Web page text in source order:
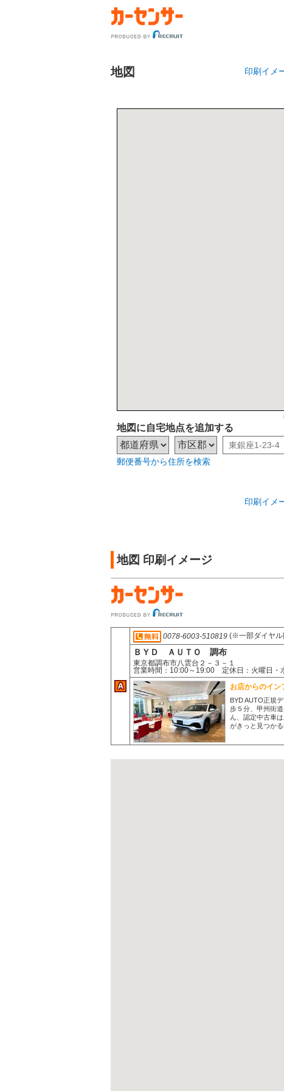
地図 印刷イメ
地図に自宅地点を追加する
郵便番号から住所を検索
印刷イメ
地図 印刷イメージ
0078-6003-510819 (※一部ダイヤル
ＢＹＤ ＡＵＴＯ 調布
東京都調布市八雲台２－３－１
営業時間：10:00～19:00 定休日：火曜日・
お店からのイン
BYD AUTO正規
歩５分、甲州街
ん、認定中古車
がきっと見つかる